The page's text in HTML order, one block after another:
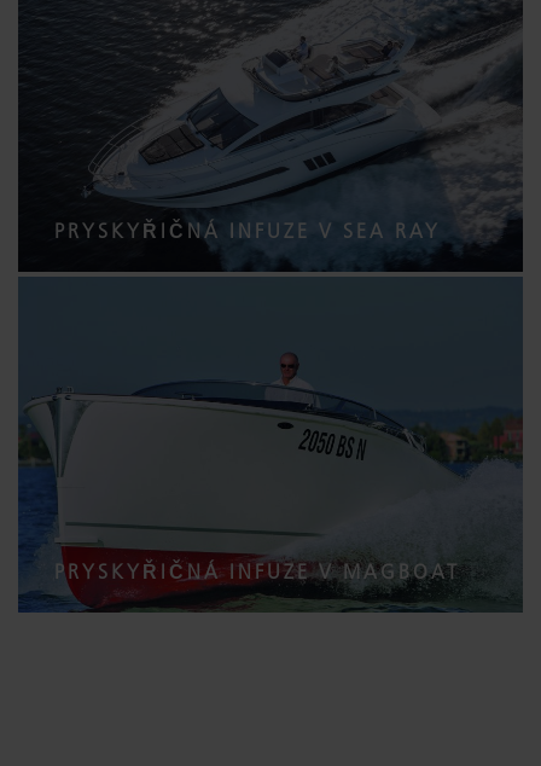
PRYSKYŘIČNÁ INFUZE V SEA RAY
PRYSKYŘIČNÁ INFUZE V MAGBOAT